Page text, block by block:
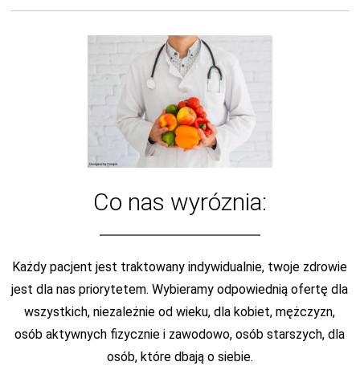
Co nas wyróznia:
Każdy pacjent jest traktowany indywidualnie, twoje zdrowie
jest dla nas priorytetem. Wybieramy odpowiednią ofertę dla
wszystkich, niezależnie od wieku, dla kobiet, mężczyzn,
osób aktywnych fizycznie i zawodowo, osób starszych, dla
osób, które dbają o siebie.